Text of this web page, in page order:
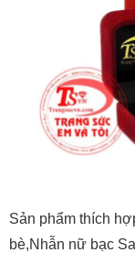
Sản phẩm thích
bè,Nhẫn nữ bạc